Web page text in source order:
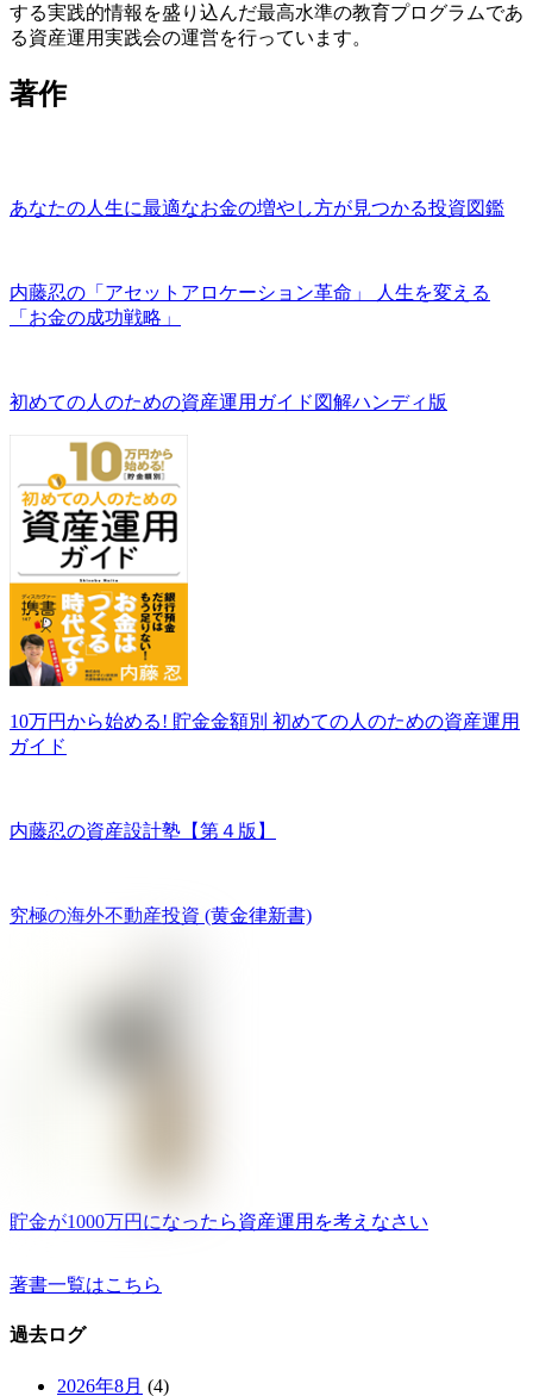
する実践的情報を盛り込んだ最高水準の教育プログラムであ
る資産運用実践会の運営を行っています。
著作
あなたの人生に最適なお金の増やし方が見つかる投資図鑑
内藤忍の「アセットアロケーション革命」 人生を変える
「お金の成功戦略」
初めての人のための資産運用ガイド図解ハンディ版
10万円から始める! 貯金金額別 初めての人のための資産運用
ガイド
内藤忍の資産設計塾【第４版】
究極の海外不動産投資 (黄金律新書)
貯金が1000万円になったら資産運用を考えなさい
著書一覧はこちら
過去ログ
2026年8月 (4)